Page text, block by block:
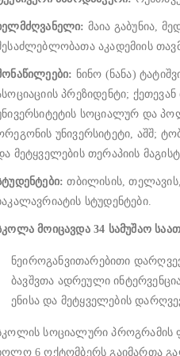
მაია გაბუნია,
აკადემიის
ნინო (ნანა)
პრეზიდენტი;
სოციალურ და
უნივერსიტეტი, აშშ;
მეტყველების თერაპიის
თბილისის, თელავის,
სტუდენტები.
მოიცავდა 34 სამუშაო
ნეიროგანვითარებითი
ბავშვთა ადრეული
ენისა და მეტყველების
სოციალური პროგრამის
6 ოქტომბერს გაიმართა